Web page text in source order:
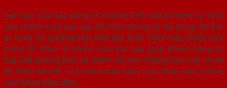
Các loại cửa này cũng có những tính năng tương tự như
cửa nhôm kính cao cấp kể trên nhưng có hệ đóng mở êm
ái cùng hệ gioăng kép khá đặc biệt. Hiện nay, chiếc cửa
nhựa lõi thép có nhiều màu sắc này giúp khách hàng có
lựa chọn phong phú và thẩm mỹ hơn chẳng hạn cửa nhựa
lõi thép vân gỗ, cửa nhựa màu xám, cửa nhựa màu trắng,
cửa nhựa màu đen,…